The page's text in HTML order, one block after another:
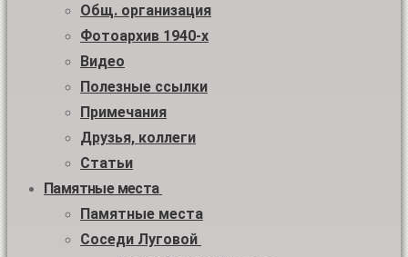
Общ. организация
Фотоархив 1940-х
Видео
Полезные ссылки
Примечания
Друзья, коллеги
Статьи
Памятные места
Памятные места
Соседи Луговой